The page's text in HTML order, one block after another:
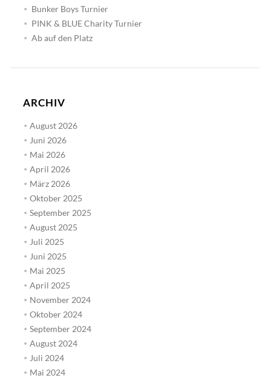
Bunker Boys Turnier
PINK & BLUE Charity Turnier
Ab auf den Platz
ARCHIV
August 2026
Juni 2026
Mai 2026
April 2026
März 2026
Oktober 2025
September 2025
August 2025
Juli 2025
Juni 2025
Mai 2025
April 2025
November 2024
Oktober 2024
September 2024
August 2024
Juli 2024
Mai 2024